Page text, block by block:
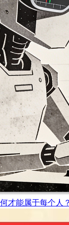
才能属于每个人